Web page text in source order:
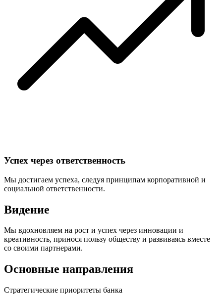
Успех через ответственность
Мы достигаем успеха, следуя принципам корпоративной и
социальной ответственности.
Видение
Мы вдохновляем на рост и успех через инновации и
креативность, принося пользу обществу и развиваясь вместе
со своими партнерами.
Основные направления
Стратегические приоритеты банка